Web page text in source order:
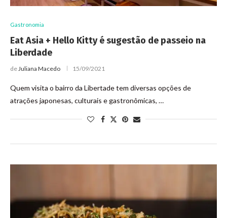
Gastronomia
Eat Asia + Hello Kitty é sugestão de passeio na
Liberdade
deJuliana Macedo 15/09/2021
Quem visita o bairro da Libertade tem diversas opções de
atrações japonesas, culturais e gastronômicas, …